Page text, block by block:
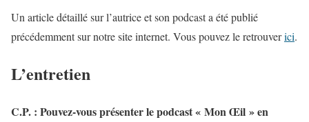
Un article détaillé sur l’autrice et son podcast a été publié
précédemment sur notre site internet. Vous pouvez le retrouverici.
L’entretien
C.P. : Pouvez-vous présenter le podcast « Mon Œil » en